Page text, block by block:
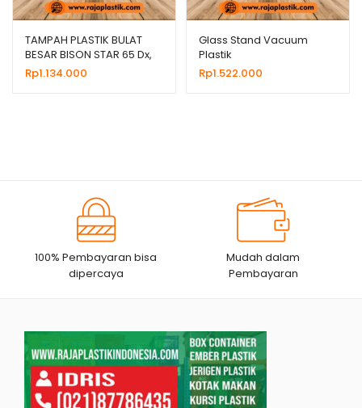
TAMPAH PLASTIK BULAT
BESAR BISON STAR 65 Dx,
HARGA MURAH
Rp1.134.000
Glass Stand Vacuum
Plastik
Rp1.522.000
100% Pembayaran bisa
dipercaya
Mudah dalam
Pembayaran